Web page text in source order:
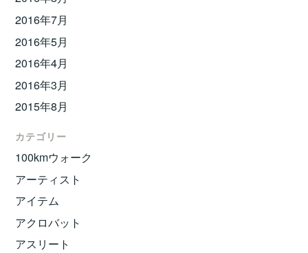
2016年7月
2016年5月
2016年4月
2016年3月
2015年8月
カテゴリー
100kmウォーク
アーティスト
アイテム
アクロバット
アスリート